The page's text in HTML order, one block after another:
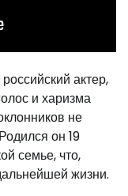
актер,
и харизма
не
он 19
семье, что,
жизни.